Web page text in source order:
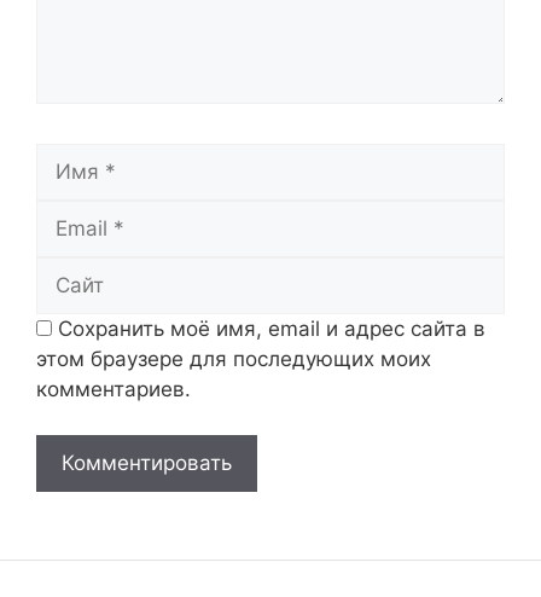
Сохранить моё имя, email и адрес сайта в
этом браузере для последующих моих
комментариев.